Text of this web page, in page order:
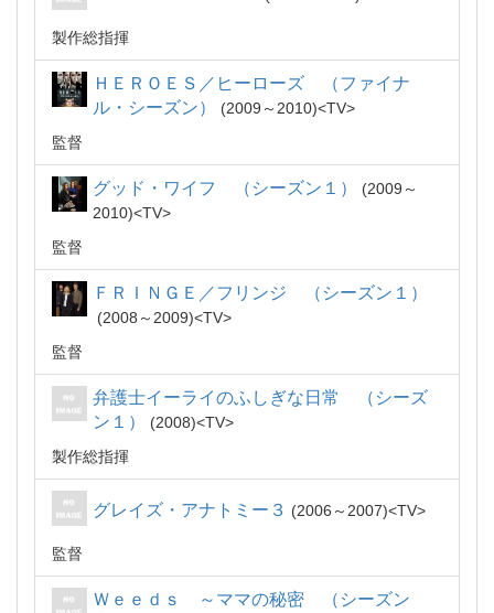
製作総指揮
ＨＥＲＯＥＳ／ヒーローズ （ファイナ
ル・シーズン）
2009～2010
TV
監督
グッド・ワイフ （シーズン１）
2009～
2010
TV
監督
ＦＲＩＮＧＥ／フリンジ （シーズン１）
2008～2009
TV
監督
弁護士イーライのふしぎな日常 （シーズ
ン１）
2008
TV
製作総指揮
グレイズ・アナトミー３ 2006～2007 TV
監督
Ｗｅｅｄｓ ～ママの秘密 （シーズン